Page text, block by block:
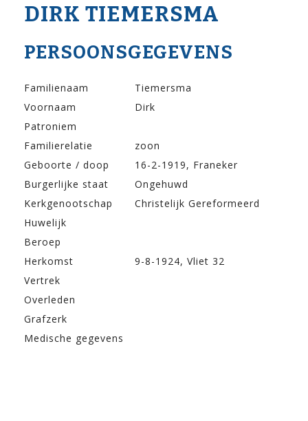
DIRK TIEMERSMA
PERSOONSGEGEVENS
Familienaam
Tiemersma
Voornaam
Dirk
Patroniem
Familierelatie
zoon
Geboorte / doop
16-2-1919, Franeker
Burgerlijke staat
Ongehuwd
Kerkgenootschap
Christelijk Gereformeerd
Huwelijk
Beroep
Herkomst
9-8-1924, Vliet 32
Vertrek
Overleden
Grafzerk
Medische gegevens